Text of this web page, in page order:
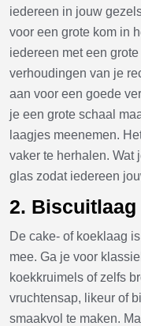
iedereen in jouw
voor een grote kom in
iedereen met een
verhoudingen van je
aan voor een goede
je een grote schaal
laagjes meenemen.
vaker te herhalen. Wat
glas zodat iedereen
2. Biscuitlaag
De cake- of koeklaag
mee. Ga je voor
koekkruimels of zelfs
vruchtensap, likeur of
smaakvol te maken.